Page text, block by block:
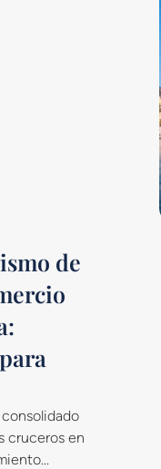
de
cruceros en